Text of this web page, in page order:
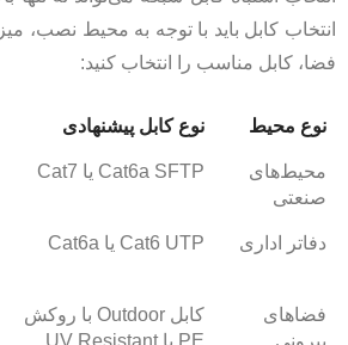
انتخاب کابل باید با توجه به محیط نصب،
فضا، کابل مناسب را انتخاب کنید:
نوع محیط نوع کابل پیشنهادی
محیط‌های
صنعتی
Cat6a SFTP یا Cat7
دفاتر اداری Cat6 UTP یا Cat6a
فضاهای
بیرونی
کابل Outdoor با روکش
PE یا UV Resistant